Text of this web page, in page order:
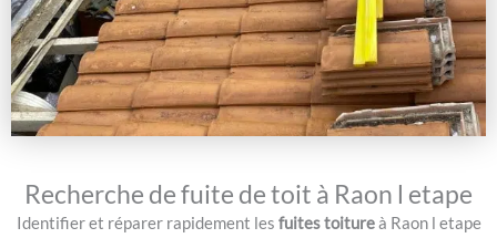
Recherche de fuite de toit à Raon l etape
Identifier et réparer rapidement les fuites toitureà Raon l etape